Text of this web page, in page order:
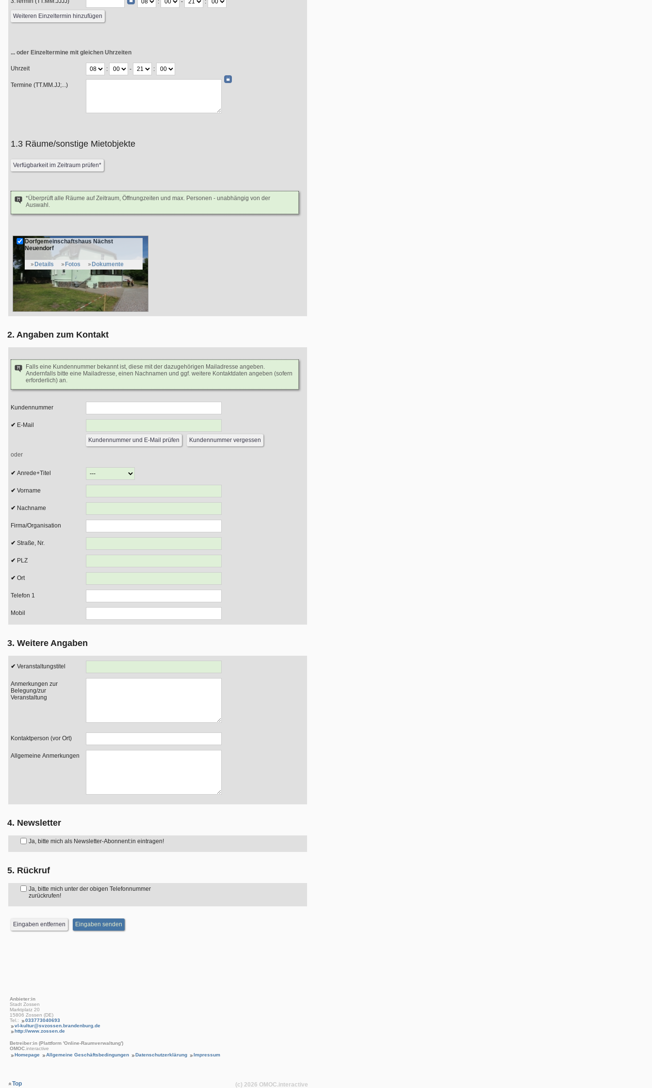
: - :
... oder Einzeltermine mit gleichen Uhrzeiten
Uhrzeit : - :
Termine (TT.MM.JJ;...)
1.3 Räume/sonstige Mietobjekte
*Überprüft alle Räume auf Zeitraum, Öffnungzeiten und max. Personen - unabhängig von der
Auswahl.
Dorfgemeinschaftshaus Nächst
Neuendorf
Details Fotos Dokumente
2. Angaben zum Kontakt
Falls eine Kundennummer bekannt ist, diese mit der dazugehörigen Mailadresse angeben.
Andernfalls bitte eine Mailadresse, einen Nachnamen und ggf. weitere Kontaktdaten angeben (sofern
erforderlich) an.
Kundennummer
E-Mail
oder
Anrede+Titel
Vorname
Nachname
Firma/Organisation
Straße, Nr.
PLZ
Ort
Telefon 1
Mobil
3. Weitere Angaben
Veranstaltungstitel
Anmerkungen zur
Belegung/zur
Veranstaltung
Kontaktperson (vor Ort)
Allgemeine Anmerkungen
4. Newsletter
Ja, bitte mich als Newsletter-Abonnent:in eintragen!
5. Rückruf
Ja, bitte mich unter der obigen Telefonnummer
zurückrufen!
Anbieter:in
Stadt Zossen
Marktplatz 20
15806 Zossen (DE)
Tel.:
033773040693
vl-kultur@svzossen.brandenburg.de
http://www.zossen.de
Betreiber:in (Plattform 'Online-Raumverwaltung')
OMOC .interactive
Homepage
Allgemeine Geschäftsbedingungen Datenschutzerklärung Impressum
Top (c) 2026 OMOC.interactive